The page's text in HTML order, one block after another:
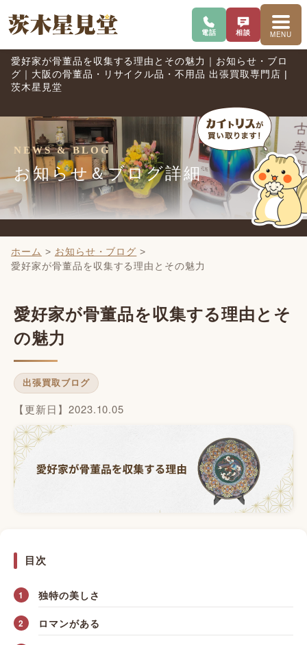
電話で問い合わせ
電話 査定を相談
相談 MENUメニ
愛好家が骨董品を収集する理由とその魅力｜お知らせ・ブロ
グ｜大阪の骨董品・リサイクル品・不用品 出張買取専門店 |
茨木星見堂
NEWS & BLOG
お知らせ＆ブログ詳細
ホーム > お知らせ・ブログ >
愛好家が骨董品を収集する理由とその魅力
愛好家が骨董品を収集する理由とそ
の魅力
出張買取ブログ
【更新日】2023.10.05
目次
独特の美しさ
ロマンがある